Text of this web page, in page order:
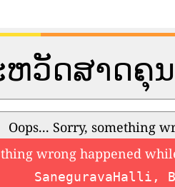
ວັດສາດຄຸ
Oops... Sorry, something
wrong happened
SaneguravaHalli,